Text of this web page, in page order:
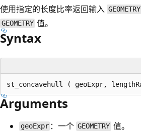
使用指定的长度比率返回输入 GEOMETRY
GEOMETRY 值。
Syntax
Arguments
geoExpr ：一个 GEOMETRY 值。